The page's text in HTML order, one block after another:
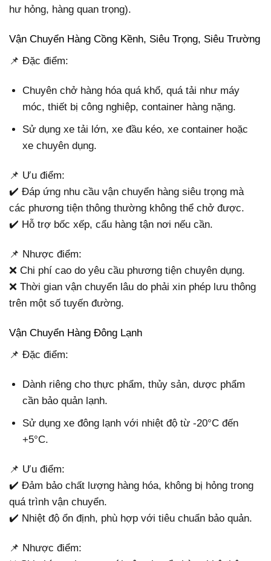
hư hỏng, hàng quan trọng).
Vận Chuyển Hàng Cồng Kềnh, Siêu Trọng, Siêu Trường
📌 Đặc điểm:
Chuyên chở hàng hóa quá khổ, quá tải như máy
móc, thiết bị công nghiệp, container hàng nặng.
Sử dụng xe tải lớn, xe đầu kéo, xe container hoặc
xe chuyên dụng.
📌 Ưu điểm:
✔️ Đáp ứng nhu cầu vận chuyển hàng siêu trọng mà
các phương tiện thông thường không thể chở được.
✔️ Hỗ trợ bốc xếp, cẩu hàng tận nơi nếu cần.
📌 Nhược điểm:
❌ Chi phí cao do yêu cầu phương tiện chuyên dụng.
❌ Thời gian vận chuyển lâu do phải xin phép lưu thông
trên một số tuyến đường.
Vận Chuyển Hàng Đông Lạnh
📌 Đặc điểm:
Dành riêng cho thực phẩm, thủy sản, dược phẩm
cần bảo quản lạnh.
Sử dụng xe đông lạnh với nhiệt độ từ -20°C đến
+5°C.
📌 Ưu điểm:
✔️ Đảm bảo chất lượng hàng hóa, không bị hỏng trong
quá trình vận chuyển.
✔️ Nhiệt độ ổn định, phù hợp với tiêu chuẩn bảo quản.
📌 Nhược điểm: